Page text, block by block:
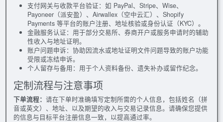
支付网关与收款平台验证：如 PayPal、Stripe、Wise、
Payoneer（派安盈）、Airwallex（空中云汇）、Shopify
Payments 等平台的账户注册、地址核验或身份认证（KYC）。
金融服务认证：用于部分交易所、券商开户或服务申请时的辅助
性收入与地址证明。
账户问题申诉：协助因流水或地址证明文件问题导致的账户功能
受限或冻结申诉。
个人留存与备用：用于个人资料备份、遗失补办或留作纪念。
定制流程与注意事项
下单流程： 请在下单时准确填写定制所需的个人信息，包括姓名（拼
音或英文）、地址、以及期望的收入与交易记录信息。请确保您提供
的信息与目标平台注册信息一致，以提高通过率。